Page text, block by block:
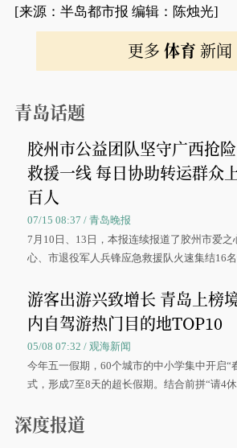
[来源：半岛都市报 编辑：陈烛光]
更多 体育 新闻
青岛话题
胶州市公益团队坚守广西抢险
救援一线 每日协助转运群众
百人
07/15 08:37 / 青岛晚报
7月10日、13日，本报连续报道了胶州市爱之
心、市退役军人兵锋应急救援队火速集结16
游客出游兴致增长 青岛上榜
内自驾游热门目的地TOP10
05/08 07:32 / 观海新闻
今年五一假期，60个城市的中小学集中开启“
式，形成7至8天的超长假期。结合前拼“请4
深度报道